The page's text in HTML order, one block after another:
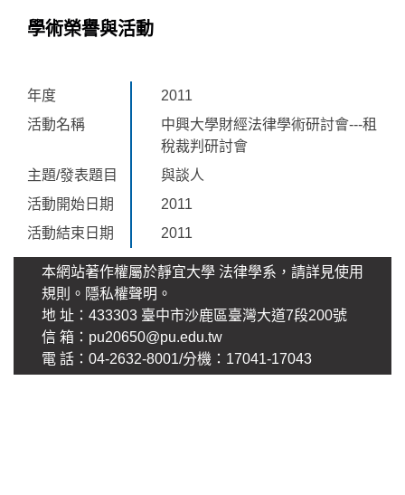
學術榮譽與活動
年度
2011
活動名稱
中興大學財經法律學術研討會---租
稅裁判研討會
主題/發表題目
與談人
活動開始日期
2011
活動結束日期
2011
本網站著作權屬於靜宜大學 法律學系，請詳見使用
規則。 隱私權聲明 。
地 址：433303 臺中市沙鹿區臺灣大道7段200號
信 箱：pu20650@pu.edu.tw
電 話：04-2632-8001/分機：17041-17043